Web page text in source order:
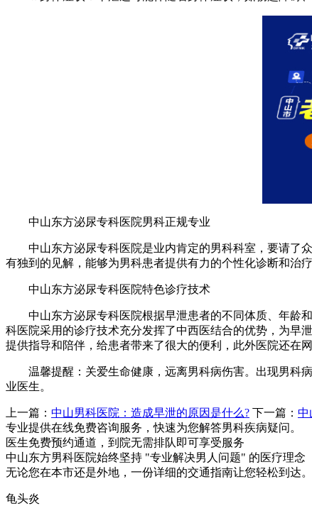
中山东方泌尿专科医院男科正规专业
中山东方泌尿专科医院是业内肯定的男科科室，要请了众
有独到的见解，能够为男科患者提供有力的个性化诊断和治
中山东方泌尿专科医院特色诊疗技术
中山东方泌尿专科医院根据早泄患者的不同体质、年龄和
科医院采用的诊疗技术充分发挥了中西医结合的优势，为早
提供指导和陪伴，给患者带来了很大的便利，此外医院还在
温馨提醒：关爱生命健康，远离男科病伤害。出现男科病
业医生。
上一篇： 中山男科医院：造成早泄的原因是什么? 下一篇： 中
专业提供在线免费咨询服务，快速为您解答男科疾病疑问。
医生免费预约通道，到院无需排队即可享受服务
中山东方男科医院始终坚持 "专业解决男人问题" 的医疗理念
无论您在本市还是外地，一份详细的交通指南让您轻松到达。
龟头炎